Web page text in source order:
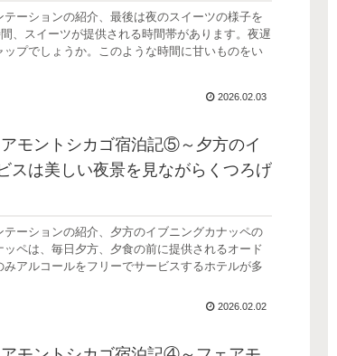
ーションの紹介、最後は夜のスイーツの様子を
、スイーツが提供される時間帯があります。夜遅
プでしょうか。このような時間に甘いものをい
2026.02.03
アモントシカゴ宿泊記⑤～夕方のイ
スは美しい夜景を見ながらくつろげ
ーションの紹介、夕方のイブニングカナッペの
ペは、毎日夕方、夕食の前に提供されるオード
アルコールをフリーでサービスするホテルが多
2026.02.02